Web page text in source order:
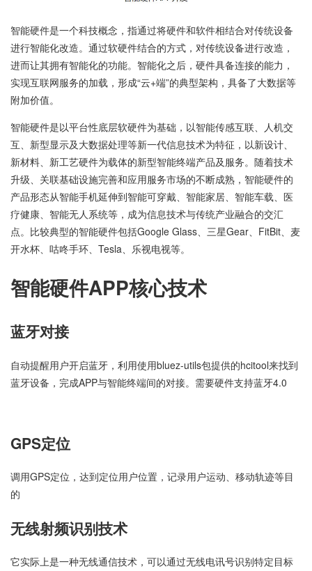
智能硬件是一个科技概念，指通过将硬件和软件相结合对传统设备
进行智能化改造。通过软硬件结合的方式，对传统设备进行改造，
进而让其拥有智能化的功能。智能化之后，硬件具备连接的能力，
实现互联网服务的加载，形成“云+端”的典型架构，具备了大数据等
附加价值。
智能硬件是以平台性底层软硬件为基础，以智能传感互联、人机交
互、新型显示及大数据处理等新一代信息技术为特征，以新设计、
新材料、新工艺硬件为载体的新型智能终端产品及服务。随着技术
升级、关联基础设施完善和应用服务市场的不断成熟，智能硬件的
产品形态从智能手机延伸到智能可穿戴、智能家居、智能车载、医
疗健康、智能无人系统等，成为信息技术与传统产业融合的交汇
点。比较典型的智能硬件包括Google Glass、三星Gear、FitBit、麦
开水杯、咕咚手环、Tesla、乐视电视等。
智能硬件APP核心技术
蓝牙对接
自动提醒用户开启蓝牙，利用使用bluez-utils包提供的hcitool来找到
蓝牙设备，完成APP与智能终端间的对接。需要硬件支持蓝牙4.0
GPS定位
调用GPS定位，达到定位用户位置，记录用户运动、移动轨迹等目
的
无线射频识别技术
它实际上是一种无线通信技术，可以通过无线电讯号识别特定目标